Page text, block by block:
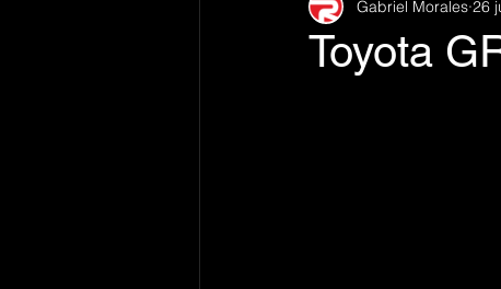
Toyota
Gabriel Morales 26